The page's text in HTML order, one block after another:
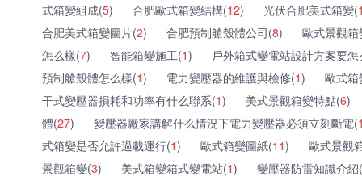
式箱變組成(5) 合肥歐式箱變結構(12) 光伏合肥美式箱變(
合肥美式箱變圖片(2) 合肥預制艙殼體公司(8)
歐式景觀
怎么樣(7) 智能箱變施工(1)
戶外箱式變電站設計方案要
預制艙殼體怎么樣(1) 電力變壓器的維護與檢修(1)
歐式
干式變壓器損耗和功率有什么聯系(1) 美式景觀箱變特點(6)
體(27) 變壓器廠家講解什么情況下電力變壓器必須立刻斷電(
式箱變是否允許過載運行(1) 歐式箱變圖紙(11)
歐式景觀
景觀箱變(3) 美式箱變箱式變電站(1)
變壓器防雷知識介紹(